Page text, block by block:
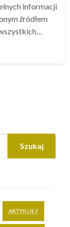
informacji
źródłem
Szukaj
ARTYKUŁY